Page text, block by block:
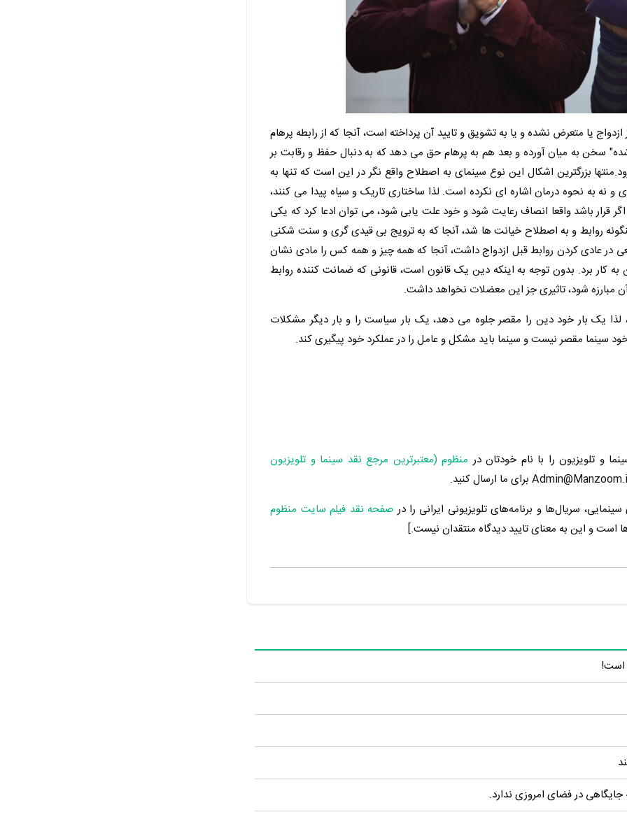
یا متعرض نشده و یا به تشویق و تایید آن پرداخته است، آنجا که از رابطه پرهام
شده" سخن به میان آورده و بعد هم به پرهام حق می دهد که به دنبال حفظ و رقابت بر
منتها بزرگترین اشکال این نوع سینمای به اصطلاح واقع نگر در این است که تنها به
نه به نحوه درمان اشاره ای نکرده است. لذا ساختاری تاریک و سیاه پیدا می کنند،
قرار باشد واقعا انصاف رعایت شود و خود علت یابی شود، می توان ادعا کرد که یکی
روابط و به اصطلاح خیانت ها شد، آنجا که به ترویج بی قیدی گری و سنت شکنی
در عادی کردن روابط قبل ازدواج داشت، آنجا که همه چیز و همه کس را مادی نشان
کار برد. بدون توجه به اینکه دین یک قانون است، قانونی که ضمانت کننده روابط
مبارزه شود، تاثیری جز این معضلات نخواهد داشت.
لذا یک بار خود دین را مقصر جلوه می دهد، یک بار سیاست را و بار دیگر مشکلات
سینما مقصر نیست و سینما باید مشکل و عامل را در عملکرد خود پیگیری کند.
و تلویزیون را با نام خودتان در منظوم (معتبرترین مرجع نقد سینما و تلویزیون
سریال‌ها و برنامه‌های تلویزیونی ایرانی را در صفحه نقد فیلم سایت منظوم
است و این به معنای تایید دیدگاه منتقدان نیست.]
است!
در فضای امروزی ندارد.